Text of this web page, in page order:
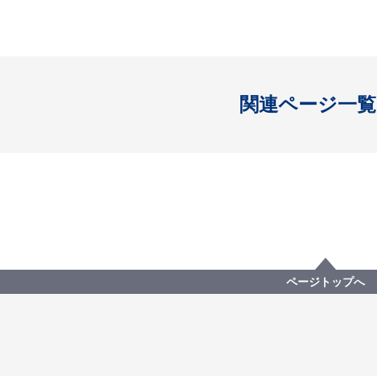
関連ページ一覧
開く
ページトップへ